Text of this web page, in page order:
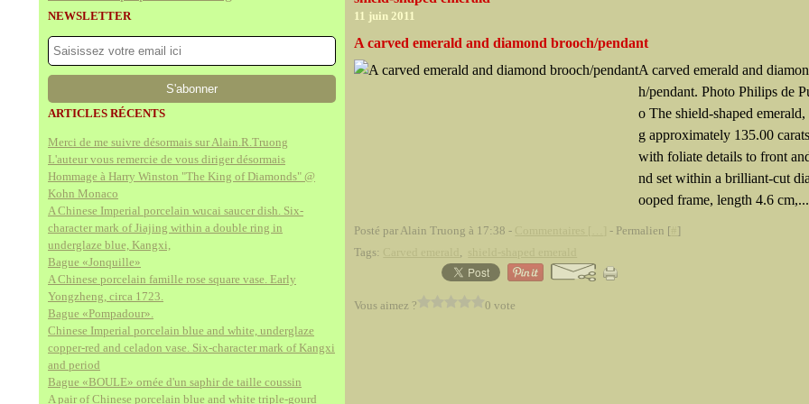
NEWSLETTER
ARTICLES RÉCENTS
Merci de me suivre désormais sur Alain.R.Truong
L'auteur vous remercie de vous diriger désormais
Hommage à Harry Winston "The King of Diamonds" @
Kohn Monaco
A Chinese Imperial porcelain wucai saucer dish. Six-
character mark of Jiajing within a double ring in
underglaze blue, Kangxi,
Bague «Jonquille»
A Chinese porcelain famille rose square vase. Early
Yongzheng, circa 1723.
Bague «Pompadour».
Chinese Imperial porcelain blue and white, underglaze
copper-red and celadon vase. Six-character mark of Kangxi
and period
Bague «BOULE» ornée d'un saphir de taille coussin
A pair of Chinese porcelain blue and white triple-gourd
11 juin 2011
A carved emerald and diamond brooch/pendant
A carved emerald and
h/pendant. Photo Philips de
o The shield-shaped
g approximately 135.00
with foliate details to front
nd set within a brilliant-cut
ooped frame, length 4.6 cm,...
Posté par Alain Truong à 17:38 - - Permalien [ ]
Tags:
,
Vous aimez ? 0 vote